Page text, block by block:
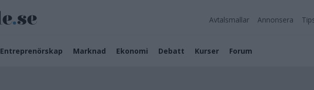
Avtalsmallar Annonsera
Entreprenörskap Marknad Ekonomi Debatt Kurser Forum